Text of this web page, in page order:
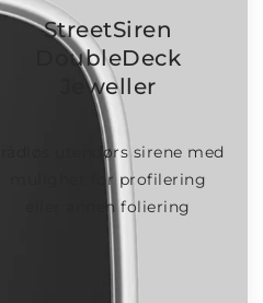
StreetSiren
DoubleDeck
Jeweller
Trådløs utendørs sirene med
mulighet for profilering
eller annen foliering